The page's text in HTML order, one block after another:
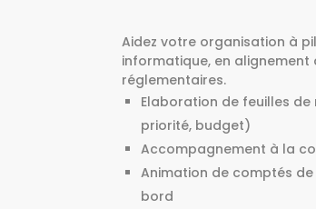
Aidez votre organisation à
informatique, en alignement
réglementaires.
Elaboration de feuilles
priorité, budget)
Accompagnement à la
Animation de comptés
bord